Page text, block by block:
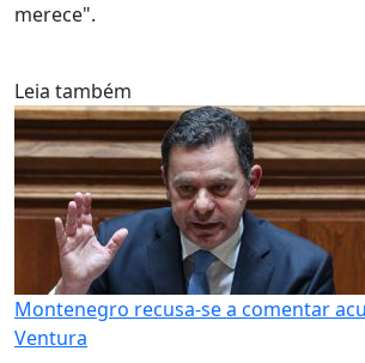
merece".
Leia também
Montenegro recusa-se a comentar
Ventura